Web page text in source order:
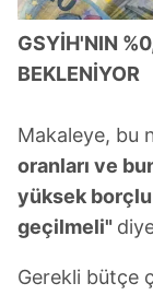
GSYİH'NIN
BEKLENİYOR
Makaleye, bu
oranları ve
yüksek
geçilmeli"
Gerekli bütçe